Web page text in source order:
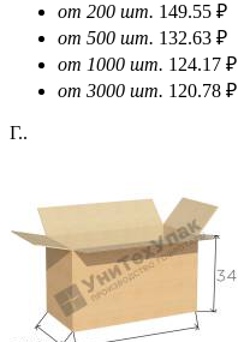
от 200 шт. 149.55 ₽
от 500 шт. 132.63 ₽
от 1000 шт. 124.17 ₽
от 3000 шт. 120.78 ₽
Г..